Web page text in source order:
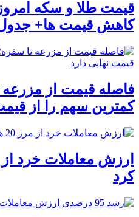
کاهش قیمت ها+
فاصله قیمت از مزرعه
کمترین سهم را از
کرد